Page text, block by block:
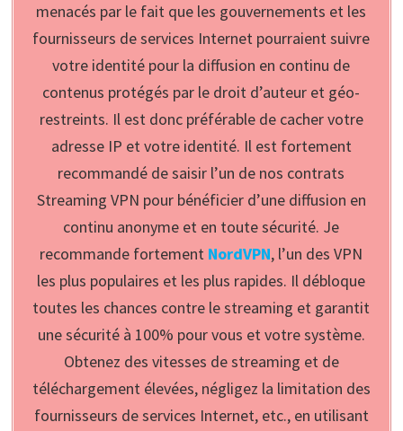
menacés par le fait que les gouvernements et les
fournisseurs de services Internet pourraient suivre
votre identité pour la diffusion en continu de
contenus protégés par le droit d’auteur et géo-
restreints. Il est donc préférable de cacher votre
adresse IP et votre identité. Il est fortement
recommandé de saisir l’un de nos contrats
Streaming VPN pour bénéficier d’une diffusion en
continu anonyme et en toute sécurité. Je
recommande fortement NordVPN, l’un des VPN
les plus populaires et les plus rapides. Il débloque
toutes les chances contre le streaming et garantit
une sécurité à 100% pour vous et votre système.
Obtenez des vitesses de streaming et de
téléchargement élevées, négligez la limitation des
fournisseurs de services Internet, etc., en utilisant